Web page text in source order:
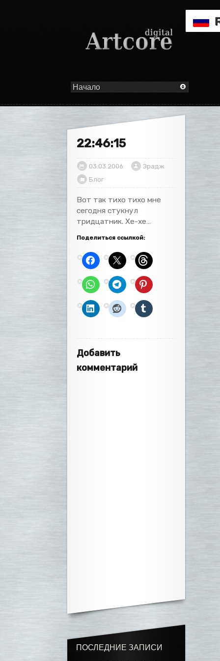
22:46:15
03.03.2006
Эрадж
Блог
Вот так тихо тихо мне
сегодня стукнул
тридцатник. Хе-хе…
Поделиться ссылкой:
Добавить
комментарий
ПОСЛЕДНИЕ ЗАПИСИ